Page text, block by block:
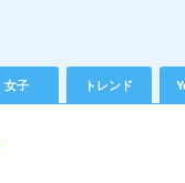
女子 トレンド